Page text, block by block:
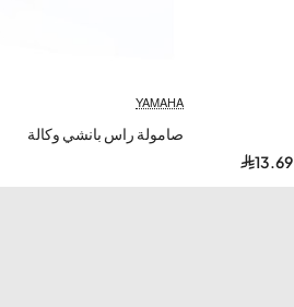
13.69
YAMAHA
صامولة راس بانشي وكالة